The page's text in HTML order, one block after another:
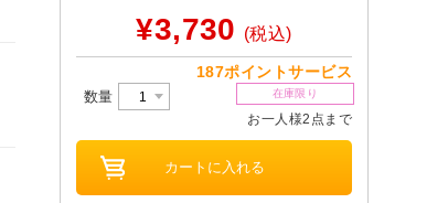
¥3,730 (税込)
187ポイントサービス
数量 在庫限り
お一人様2点まで